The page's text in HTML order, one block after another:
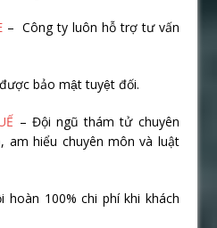
– Công ty luôn hỗ trợ tư vấn
bảo mật tuyệt đối.
– Đội ngũ thám tử chuyên
am hiểu chuyên môn và luật
hoàn 100% chi phí khi khách